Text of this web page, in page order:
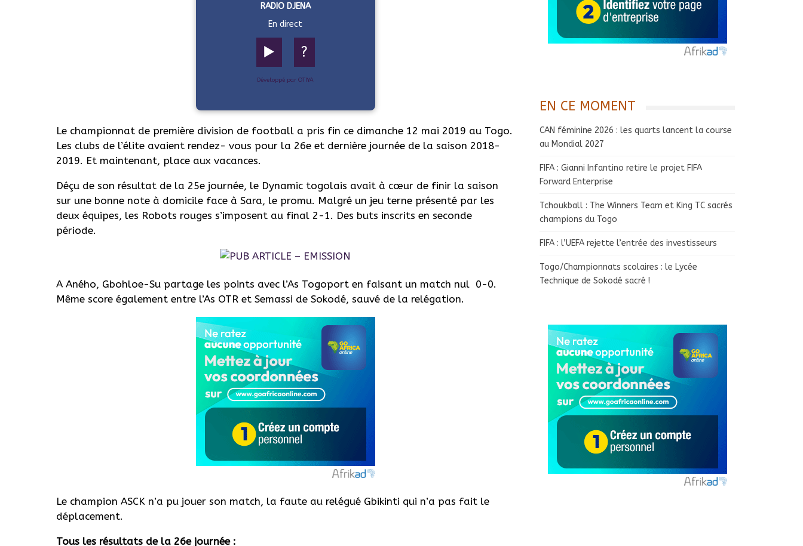
RADIO DJENA
En direct
▶️ ?
Développé par OTIYA
Le championnat de première division de football a pris fin ce dimanche 12 mai 2019 au Togo.
Les clubs de l’élite avaient rendez- vous pour la 26e et dernière journée de la saison 2018-
2019. Et maintenant, place aux vacances.
Déçu de son résultat de la 25e journée, le Dynamic togolais avait à cœur de finir la saison
sur une bonne note à domicile face à Sara, le promu. Malgré un jeu terne présenté par les
deux équipes, les Robots rouges s’imposent au final 2-1. Des buts inscrits en seconde
période.
A Aného, Gbohloe-Su partage les points avec l’As Togoport en faisant un match nul 0-0.
Même score également entre l’As OTR et Semassi de Sokodé, sauvé de la relégation.
Le champion ASCK n’a pu jouer son match, la faute au relégué Gbikinti qui n’a pas fait le
déplacement.
Tous les résultats de la 26e journée :
EN CE MOMENT
CAN féminine 2026 : les quarts lancent la course
au Mondial 2027
FIFA : Gianni Infantino retire le projet FIFA
Forward Enterprise
Tchoukball : The Winners Team et King TC sacrés
champions du Togo
FIFA : l’UEFA rejette l’entrée des investisseurs
Togo/Championnats scolaires : le Lycée
Technique de Sokodé sacré !